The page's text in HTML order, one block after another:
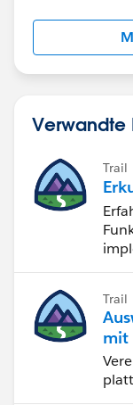
Verwandte
Trail
Trail
mit